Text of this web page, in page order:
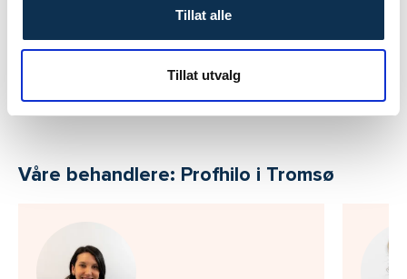
Tillat alle
Tillat utvalg
Kosmetiske behandlinger tilbys også i
Oslo Bergen Fredrikstad
Porsgrunn
Våre behandlere: Profhilo i Tromsø